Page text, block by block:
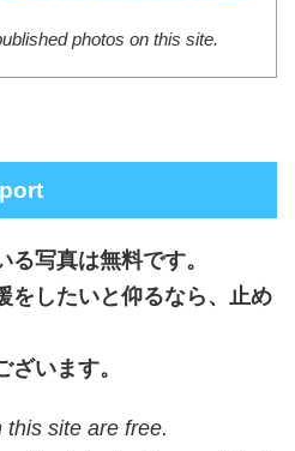
photos on this site.
写真は無料です。
をしたいと仰るなら、止め
います。
site are free.